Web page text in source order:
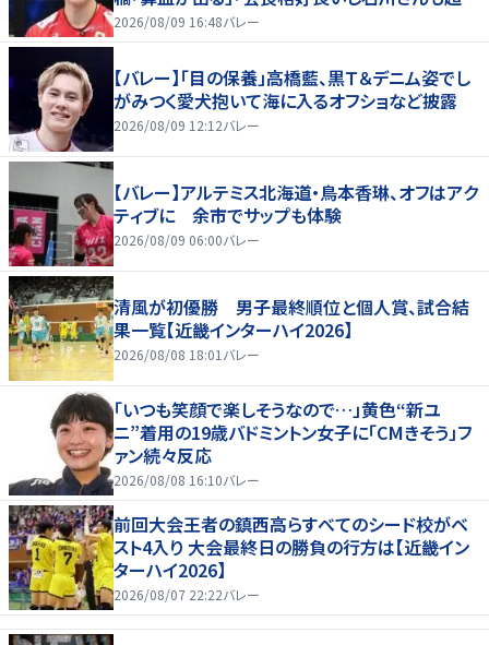
好いい」
2026/08/09 16:48バレー
【バレー】「目の保養」高橋藍、黒Ｔ＆デニム姿でし
がみつく愛犬抱いて海に入るオフショなど披露
2026/08/09 12:12バレー
【バレー】アルテミス北海道・鳥本香琳、オフはアク
ティブに 余市でサップも体験
2026/08/09 06:00バレー
清風が初優勝 男子最終順位と個人賞、試合結
果一覧【近畿インターハイ2026】
2026/08/08 18:01 バレー
「いつも笑顔で楽しそうなので…」黄色“新ユ
ニ”着用の19歳バドミントン女子に「CMきそう」フ
ァン続々反応
2026/08/08 16:10バレー
前回大会王者の鎮西高らすべてのシード校がベ
スト4入り 大会最終日の勝負の行方は【近畿イン
ターハイ2026】
2026/08/07 22:22バレー